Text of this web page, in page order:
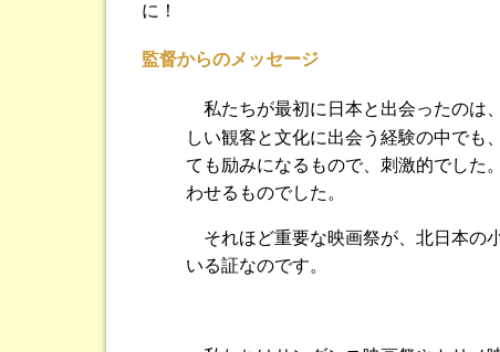
に！
監督からのメッセージ
私たちが最初に日本と出会ったのは
しい観客と文化に出会う経験の中でも
ても励みになるもので、刺激的でした
わせるものでした。
それほど重要な映画祭が、北日本の
いる証なのです。